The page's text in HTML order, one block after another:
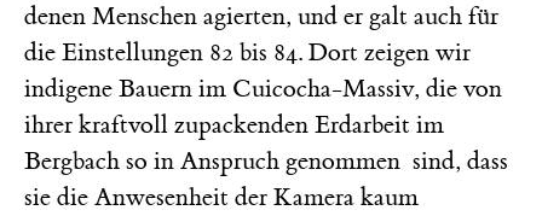
denen Menschen agierten, und er galt auch für
die Einstellungen 82 bis 84. Dort zeigen wir
indigene Bauern im Cuicocha-Massiv, die von
ihrer kraftvoll zupackenden Erdarbeit im
Bergbach so in Anspruch genommen sind, dass
sie die Anwesenheit der Kamera kaum